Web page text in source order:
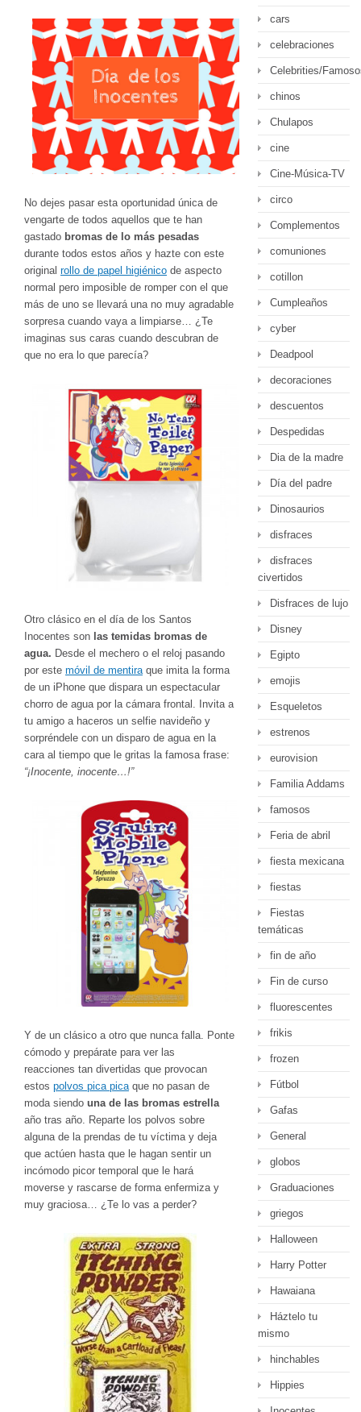
No dejes pasar esta oportunidad única de
vengarte de todos aquellos que te han
gastado bromas de lo más pesadas
durante todos estos años y hazte con este
original rollo de papel higiénico de aspecto
normal pero imposible de romper con el que
más de uno se llevará una no muy agradable
sorpresa cuando vaya a limpiarse… ¿Te
imaginas sus caras cuando descubran de
que no era lo que parecía?
Otro clásico en el día de los Santos
Inocentes son las temidas bromas de
agua. Desde el mechero o el reloj pasando
por este móvil de mentira que imita la forma
de un iPhone que dispara un espectacular
chorro de agua por la cámara frontal. Invita a
tu amigo a haceros un selfie navideño y
sorpréndele con un disparo de agua en la
cara al tiempo que le gritas la famosa frase:
“¡Inocente, inocente…!”
Y de un clásico a otro que nunca falla. Ponte
cómodo y prepárate para ver las
reacciones tan divertidas que provocan
estos polvos pica picaque no pasan de
moda siendo una de las bromas estrella
año tras año. Reparte los polvos sobre
alguna de la prendas de tu víctima y deja
que actúen hasta que le hagan sentir un
incómodo picor temporal que le hará
moverse y rascarse de forma enfermiza y
muy graciosa… ¿Te lo vas a perder?
cars
celebraciones
Celebrities/
chinos
Chulapos
cine
Cine-Música-TV
circo
Complementos
comuniones
cotillon
Cumpleaños
cyber
Deadpool
decoraciones
descuentos
Despedidas
Dia de la madre
Día del padre
Dinosaurios
disfraces
disfraces
civertidos
Disfraces de lujo
Disney
Egipto
emojis
Esqueletos
estrenos
eurovision
Familia Addams
famosos
Feria de abril
fiesta mexicana
fiestas
Fiestas
temáticas
fin de año
Fin de curso
fluorescentes
frikis
frozen
Fútbol
Gafas
General
globos
Graduaciones
griegos
Halloween
Harry Potter
Hawaiana
Háztelo tu
mismo
hinchables
Hippies